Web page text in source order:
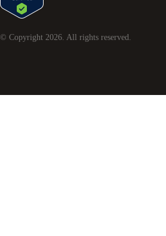
© Copyright 2026 . All rights reserved.